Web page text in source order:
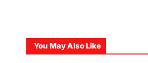
You May Also Like